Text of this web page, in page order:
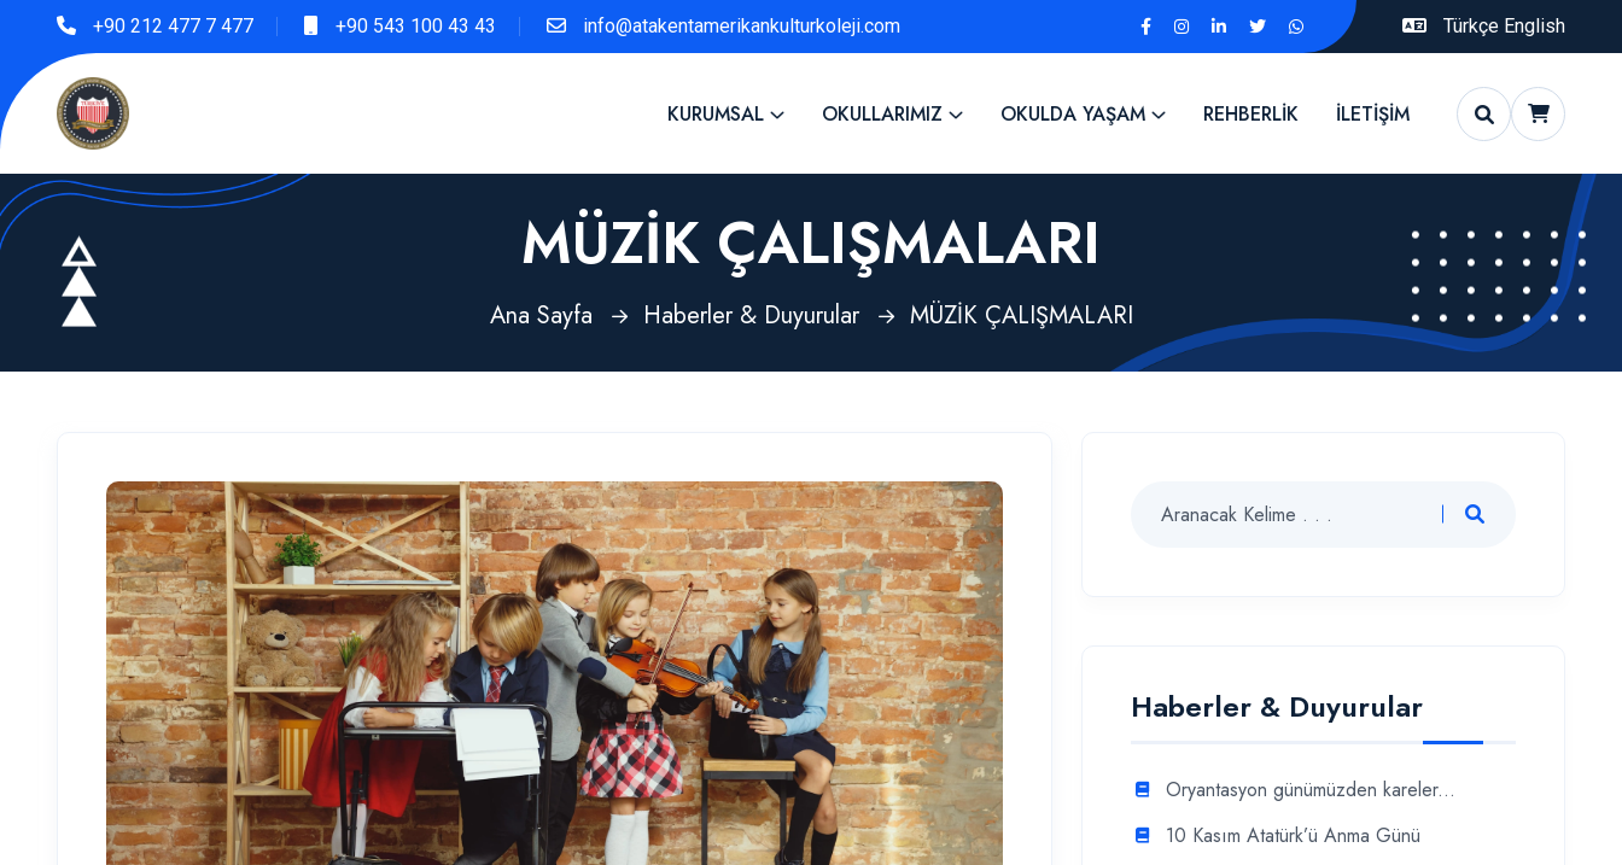
+90 212 477 7 477 +90 543 100 43 43 info@atakentamerikankulturkoleji.com Türkçe English
KURUMSAL OKULLARIMIZ OKULDA YAŞAM REHBERLİK İLETİŞİM
MÜZİK ÇALIŞMALARI
Ana Sayfa Haberler & Duyurular MÜZİK ÇALIŞMALARI
Haberler & Duyurular
Oryantasyon günümüzden kareler...
10 Kasım Atatürk’ü Anma Günü